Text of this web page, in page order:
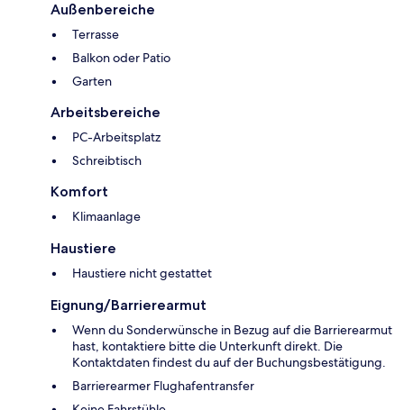
Außenbereiche
Terrasse
Balkon oder Patio
Garten
Arbeitsbereiche
PC-Arbeitsplatz
Schreibtisch
Komfort
Klimaanlage
Haustiere
Haustiere nicht gestattet
Eignung/Barrierearmut
Wenn du Sonderwünsche in Bezug auf die Barrierearmut
hast, kontaktiere bitte die Unterkunft direkt. Die
Kontaktdaten findest du auf der Buchungsbestätigung.
Barrierearmer Flughafentransfer